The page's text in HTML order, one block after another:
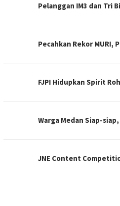
Pelanggan IM3 dan Tri
Pecahkan Rekor
FJPI Hidupkan Spirit
Warga Medan Siap-
JNE Content